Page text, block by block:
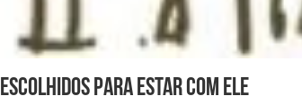
Escolhidos para estar com Ele